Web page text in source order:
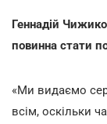
Геннадій
повинна стати
«Ми видаємо
всім, оскільки